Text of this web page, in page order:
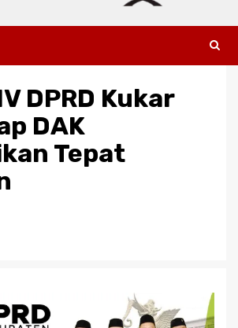
DPRD Kukar
DAK
Tepat